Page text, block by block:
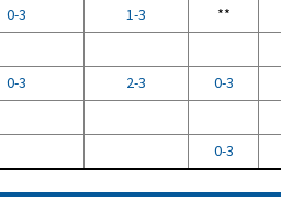
0-3 1-3 **
0-3 2-3 0-3
0-3